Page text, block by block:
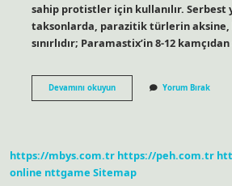
sahip protistler için kullanılır. Serbest
taksonlarda, parazitik türlerin aksine,
sınırlıdır; Paramastix’in 8-12
Devamını okuyunKamçı
Hangi
Yorum Bırak
https://mbys.com.tr https://peh.com.tr
online nttgame Sitemap